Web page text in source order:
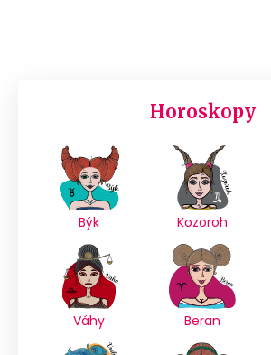
Horoskopy
Býk Kozoroh
Váhy Beran